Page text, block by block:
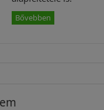
Bővebben